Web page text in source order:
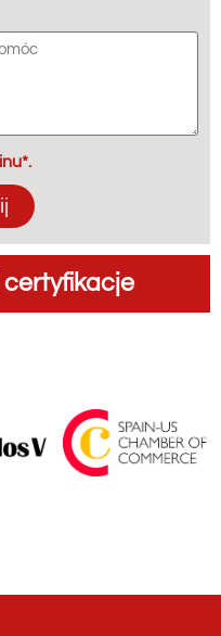
certyfikacje